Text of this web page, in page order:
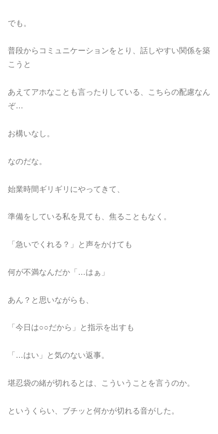
でも。
普段からコミュニケーションをとり、話しやすい関係を築
こうと
あえてアホなことも言ったりしている、こちらの配慮なん
ぞ…
お構いなし。
なのだな。
始業時間ギリギリにやってきて、
準備をしている私を見ても、焦ることもなく。
「急いでくれる？」と声をかけても
何が不満なんだか「…はぁ」
あん？と思いながらも、
「今日は○○だから」と指示を出すも
「…はい」と気のない返事。
堪忍袋の緒が切れるとは、こういうことを言うのか。
というくらい、ブチッと何かが切れる音がした。